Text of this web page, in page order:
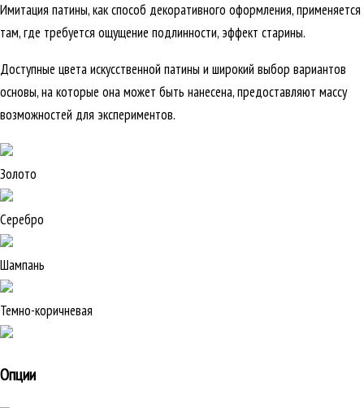
Имитация патины, как способ декоративного оформления, применяется
там, где требуется ощущение подлинности, эффект старины.
Доступные цвета искусственной патины и широкий выбор вариантов
основы, на которые она может быть нанесена, предоставляют массу
возможностей для экспериментов.
Золото
Серебро
Шампань
Темно-коричневая
Опции